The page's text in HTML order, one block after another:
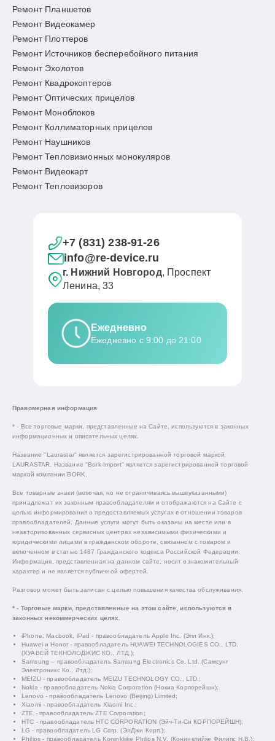
Ремонт Планшетов
Ремонт Видеокамер
Ремонт Плоттеров
Ремонт Источников бесперебойного питания
Ремонт Эхолотов
Ремонт Квадрокоптеров
Ремонт Оптических прицелов
Ремонт Моноблоков
Ремонт Коллиматорных прицелов
Ремонт Наушников
Ремонт Тепловизионных монокуляров
Ремонт Видеокарт
Ремонт Тепловизоров
+7 (831) 238-91-26
info@re-device.ru
г. Нижний Новгород, Проспект
Ленина, 33
Ежедневно
Ежедневно с 9:00 до 21:00
Правомерная информация
* - Все торговые марки, представленные на Сайте, используются в законных
информационных и описательных целях.
Название "Laurastar" является зарегистрированной торговой маркой
LAURASTAR. Название "Bork-Import" является зарегистрированной торговой
маркой компании BORK.
Все товарные знаки (включая, но не ограничиваясь вышеуказанными)
принадлежат их законным правообладателям и отображаются на Сайте с
целью информирования о предоставляемых услугах в отношении товаров
правообладателей. Данные услуги могут быть оказаны на месте или в
неавторизованных сервисных центрах независимыми физическими и
юридическими лицами в гражданском обороте, связанном с товаром и
включенном в статью 1487 Гражданского кодекса Российской Федерации.
Информация, представленная на данном сайте, носит ознакомительный
характер и не является публичной офертой.
Разговор может быть записан с целью повышения качества обслуживания.
* - Торговые марки, представленные на этом сайте, используются в
законных некоммерческих целях.
iPhone, Macbook, iPad - правообладатель Apple Inc. (Эпл Инк.);
Huawei и Honor - правообладатель HUAWEI TECHNOLOGIES CO., LTD.
(ХУАВЕЙ ТЕКНОЛОДЖИС КО., ЛТД.);
Samsung – правообладатель Samsung Electronics Co. Ltd. (Самсунг
Электроникс Ко., Лтд.);
MEIZU - правообладатель MEIZU TECHNOLOGY CO., LTD.;
Nokia - правообладатель Nokia Corporation (Нокиа Корпорейшн);
Lenovo - правообладатель Lenovo (Beijing) Limited;
Xiaomi - правообладатель Xiaomi Inc.;
ZTE - правообладатель ZTE Corporation;
HTC - правообладатель HTC CORPORATION (Эйч-Ти-Си КОРПОРЕЙШН);
LG - правообладатель LG Corp. (ЭлДжи Корп.);
Philips - правообладатель Koninklijke Philips N.V. (Конинклийке Филипс Н.В.);